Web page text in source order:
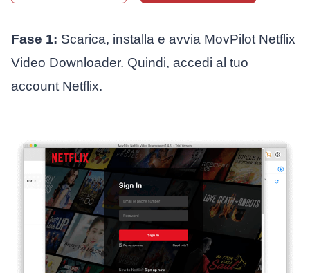
Fase 1: Scarica, installa e avvia MovPilot Netflix
Video Downloader. Quindi, accedi al tuo
account Netflix.